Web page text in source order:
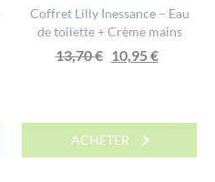
Coffret Lilly Inessance – Eau
de toilette + Crème mains
13,70€ Le
était :
13,70 €.
10,95€
est :
ACHETER